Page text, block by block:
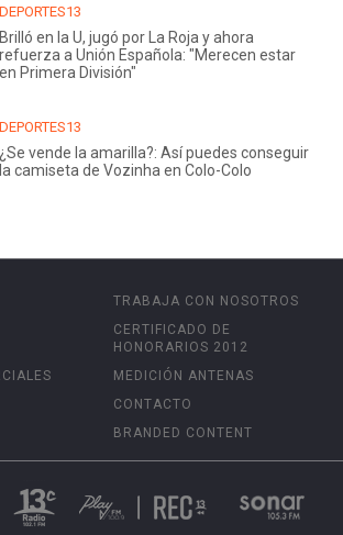
DEPORTES13
Brilló en la U, jugó por La Roja y ahora
refuerza a Unión Española: "Merecen estar
en Primera División"
DEPORTES13
¿Se vende la amarilla?: Así puedes conseguir
la camiseta de Vozinha en Colo-Colo
TRABAJA CON NOSOTROS
CERTIFICADO DE
HONORARIOS 2012
MEDICIÓN ANTENAS
CONTACTO
BRANDED CONTENT